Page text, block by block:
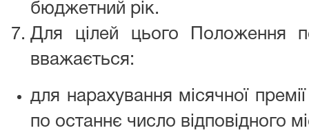
бюджетний рік.
Для цілей цього Положення
вважається:
для нарахування місячної
по останнє число відповідного